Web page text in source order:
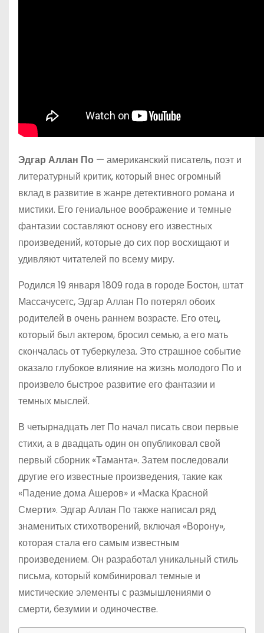
Эдгар Аллан По — американский писатель, поэт и
литературный критик, который внес огромный
вклад в развитие в жанре детективного романа и
мистики. Его гениальное воображение и темные
фантазии составляют основу его известных
произведений, которые до сих пор восхищают и
удивляют читателей по всему миру.
Родился 19 января 1809 года в городе Бостон, штат
Массачусетс, Эдгар Аллан По потерял обоих
родителей в очень раннем возрасте. Его отец,
который был актером, бросил семью, а его мать
скончалась от туберкулеза. Это страшное событие
оказало глубокое влияние на жизнь молодого По и
произвело быстрое развитие его фантазии и
темных мыслей.
В четырнадцать лет По начал писать свои первые
стихи, а в двадцать один он опубликовал свой
первый сборник «Таманта». Затем последовали
другие его известные произведения, такие как
«Падение дома Ашеров» и «Маска Красной
Смерти». Эдгар Аллан По также написал ряд
знаменитых стихотворений, включая «Ворону»,
которая стала его самым известным
произведением. Он разработал уникальный стиль
письма, который комбинировал темные и
мистические элементы с размышлениями о
смерти, безумии и одиночестве.